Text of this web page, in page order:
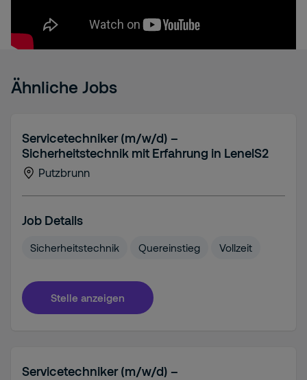
Ähnliche Jobs
Servicetechniker (m/w/d) –
Sicherheitstechnik mit Erfahrung in LenelS2
Putzbrunn
Job Details
Sicherheitstechnik Quereinstieg Vollzeit
Stelle anzeigen
Servicetechniker (m/w/d) –